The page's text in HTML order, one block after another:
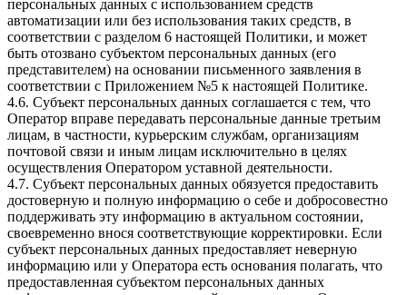
персональных данных с использованием средств
автоматизации или без использования таких средств, в
соответствии с разделом 6 настоящей Политики, и может
быть отозвано субъектом персональных данных (его
представителем) на основании письменного заявления в
соответствии с Приложением №5 к настоящей Политике.
4.6. Субъект персональных данных соглашается с тем, что
Оператор вправе передавать персональные данные третьим
лицам, в частности, курьерским службам, организациям
почтовой связи и иным лицам исключительно в целях
осуществления Оператором уставной деятельности.
4.7. Субъект персональных данных обязуется предоставить
достоверную и полную информацию о себе и добросовестно
поддерживать эту информацию в актуальном состоянии,
своевременно внося соответствующие корректировки. Если
субъект персональных данных предоставляет неверную
информацию или у Оператора есть основания полагать, что
предоставленная субъектом персональных данных